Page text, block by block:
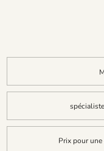
Prix pour